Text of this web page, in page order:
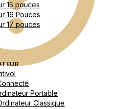
15 pouces
16 Pouces
17 pouces
Portable
Classique